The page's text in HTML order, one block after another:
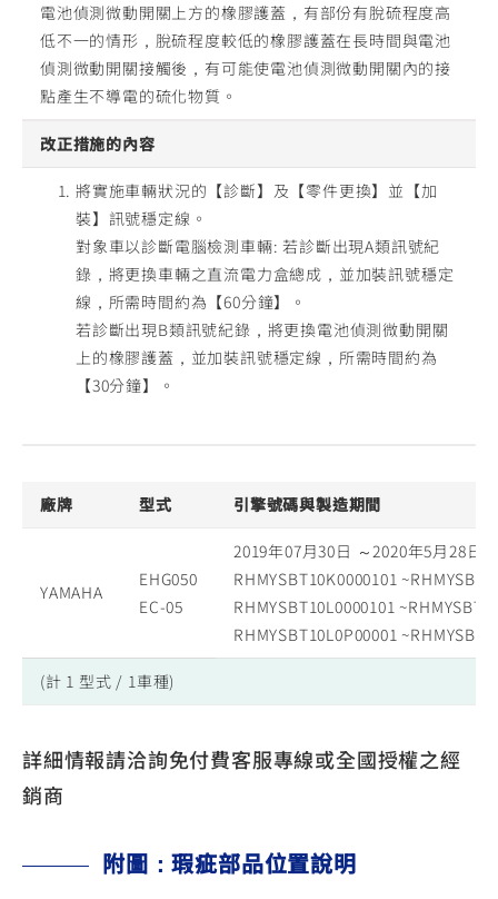
電池偵測微動開關上方的橡膠護蓋，有部份有脫硫程度高
低不一的情形，脫硫程度較低的橡膠護蓋在長時間與電池
偵測微動開關接觸後，有可能使電池偵測微動開關內的接
點產生不導電的硫化物質。
改正措施的內容
將實施車輛狀況的【診斷】及【零件更換】並【加
裝】訊號穩定線。
對象車以診斷電腦檢測車輛: 若診斷出現A類訊號紀
錄，將更換車輛之直流電力盒總成，並加裝訊號穩定
線，所需時間約為【60分鐘】。
若診斷出現B類訊號紀錄，將更換電池偵測微動開關
上的橡膠護蓋，並加裝訊號穩定線，所需時間約為
【30分鐘】。
廠牌 型式 引擎號碼與製造期間
YAMAHA
EHG050
EC-05
2019年07月30日 ～2020年5月28日
RHMYSBT10K0000101
RHMYSBT10L0000101
RHMYSBT10L0P00001
(計 1 型式 / 1車種)
詳細情報請洽詢免付費客服專線或全國授權之經
銷商
附圖：瑕疵部品位置說明